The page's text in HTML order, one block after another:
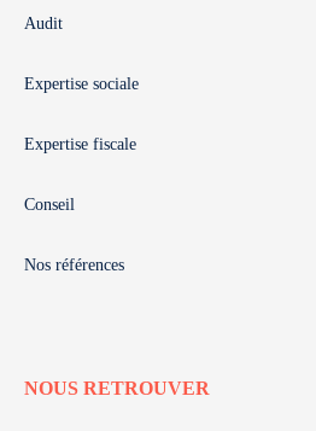
Audit
Expertise sociale
Expertise fiscale
Conseil
Nos références
NOUS RETROUVER